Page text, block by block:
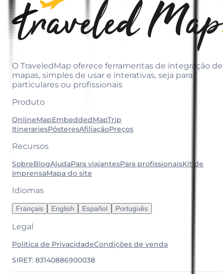
O TraveledMap oferece ferramentas de integração de
mapas, simples de usar e interativas, seja para
particulares ou profissionais
Produto
OnlineMapEmbeddedMapTrip
ItinerariesPôsteresAfiliaçãoPreços
Recursos
SobreBlogAjudaPara viajantesPara profissionaisKit de
ImprensaMapa do site
Idiomas
Français English Español Português
Legal
Política de PrivacidadeCondições de venda
SIRET: 83140886900038